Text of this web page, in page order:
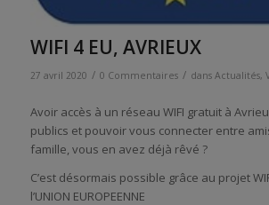
WIFI 4 EU, AVRIEUX
27 avril 2020 / 0 Commentaires / dans Actualités,
Avoir accès à un réseau WIFI gratuit à
publics et pouvoir vous connecter entre
famille, vous en avez déjà rêvé ?
C’est désormais possible grâce au projet
l’UNION EUROPEENNE